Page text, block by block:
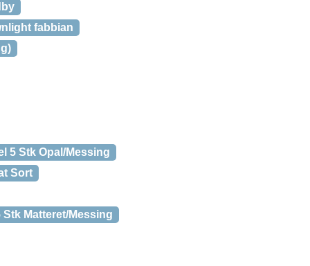
fabbian
5 Stk Opal/Messing
Sort
Matteret/Messing